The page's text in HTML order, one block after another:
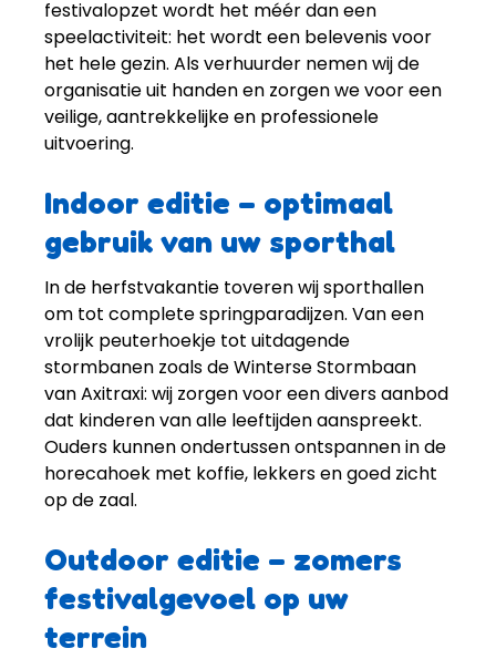
festivalopzet wordt het méér dan een
speelactiviteit: het wordt een belevenis voor
het hele gezin. Als verhuurder nemen wij de
organisatie uit handen en zorgen we voor een
veilige, aantrekkelijke en professionele
uitvoering.
Indoor editie – optimaal
gebruik van uw sporthal
In de herfstvakantie toveren wij sporthallen
om tot complete springparadijzen. Van een
vrolijk peuterhoekje tot uitdagende
stormbanen zoals de Winterse Stormbaan
van Axitraxi: wij zorgen voor een divers aanbod
dat kinderen van alle leeftijden aanspreekt.
Ouders kunnen ondertussen ontspannen in de
horecahoek met koffie, lekkers en goed zicht
op de zaal.
Outdoor editie – zomers
festivalgevoel op uw
terrein